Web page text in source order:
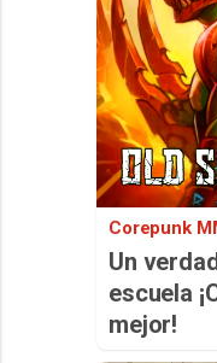
Corepunk
Un
escuela
mejor!